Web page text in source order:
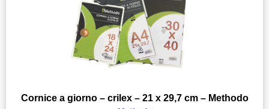
Cornice a giorno – crilex – 21 x 29,7 cm – Methodo